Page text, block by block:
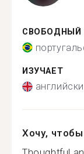
СВОБОДНЫЙ
ИЗУЧАЕТ
Хочу,